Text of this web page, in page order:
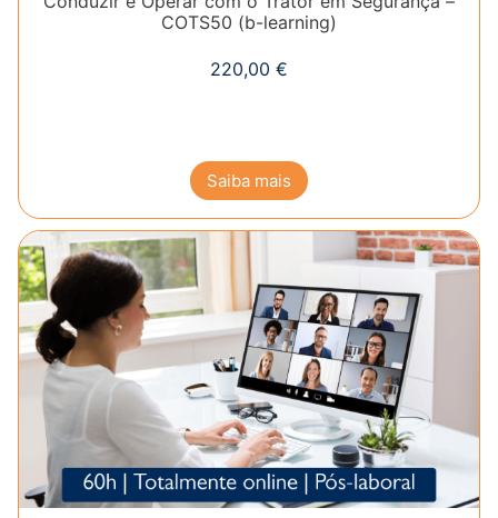
COTS50 (b-learning)
220,00 €
Saiba mais